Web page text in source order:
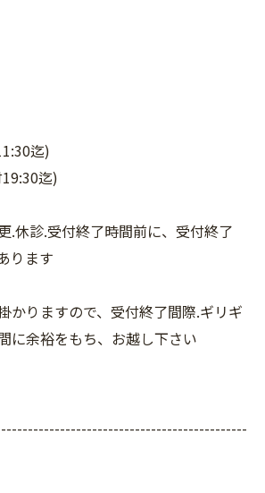
迄)
迄)
.休診.受付終了時間前に、受付終了
ります
かりますので、受付終了間際.ギリギ
に余裕をもち、お越し下さい